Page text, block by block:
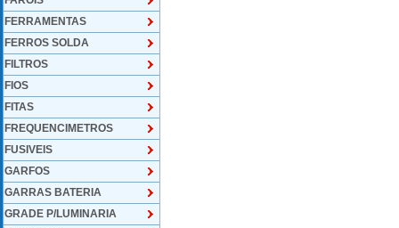
FERRAMENTAS
FERROS SOLDA
FILTROS
FIOS
FITAS
FREQUENCIMETROS
FUSIVEIS
GARFOS
GARRAS BATERIA
GRADE P/LUMINARIA